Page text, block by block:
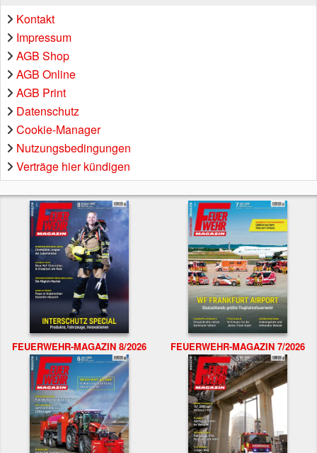
Kontakt
Impressum
AGB Shop
AGB Online
AGB Print
Datenschutz
Cookie-Manager
Nutzungsbedingungen
Verträge hier kündigen
FEUERWEHR-MAGAZIN 8/2026 FEUERWEHR-MAGAZIN 7/2026